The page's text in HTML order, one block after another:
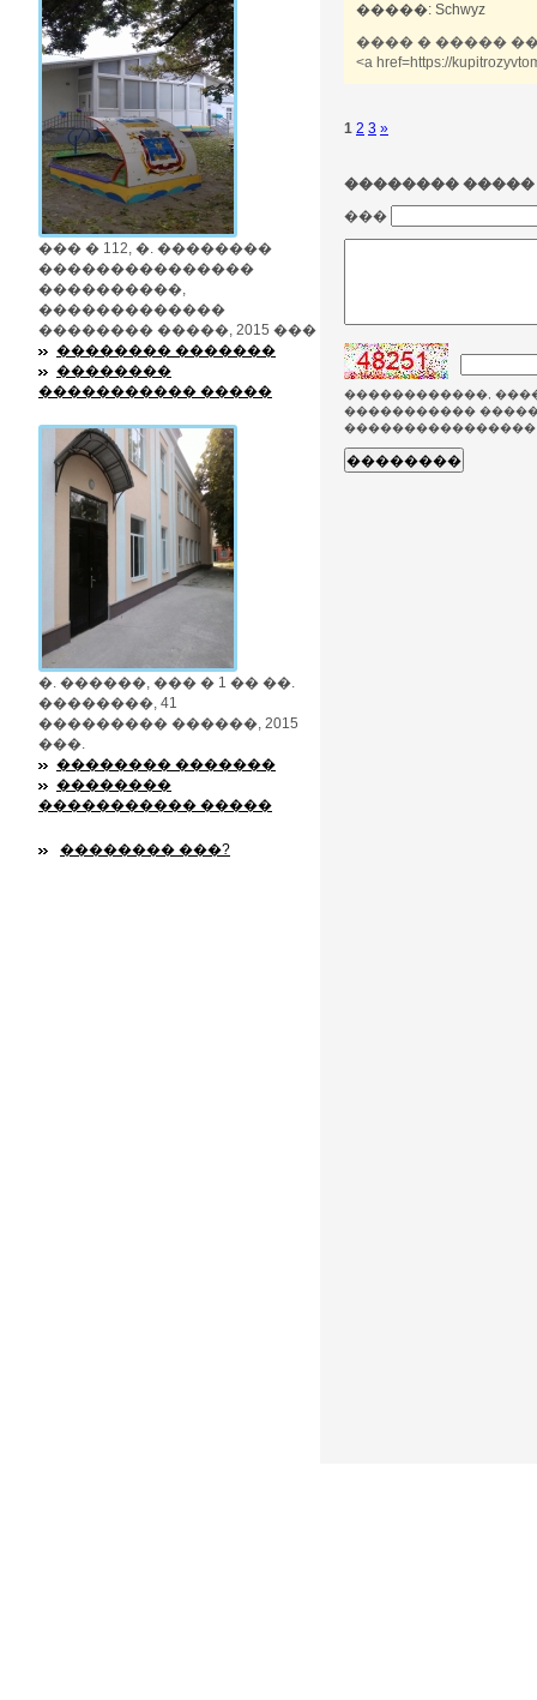
��� � 112, �. ��������
���������������
����������,
�������������
�������� �����, 2015 ���
�������� �������
��������
����������� �����
�. ������, ��� � 1 �� ��.
��������, 41
��������� ������, 2015
���.
�������� �������
��������
����������� �����
�������� ���?
�����: Schwyz
���� � �����
<a href=https://
1 2 3 »
�������� �����
���
������������,
�����������
����������������